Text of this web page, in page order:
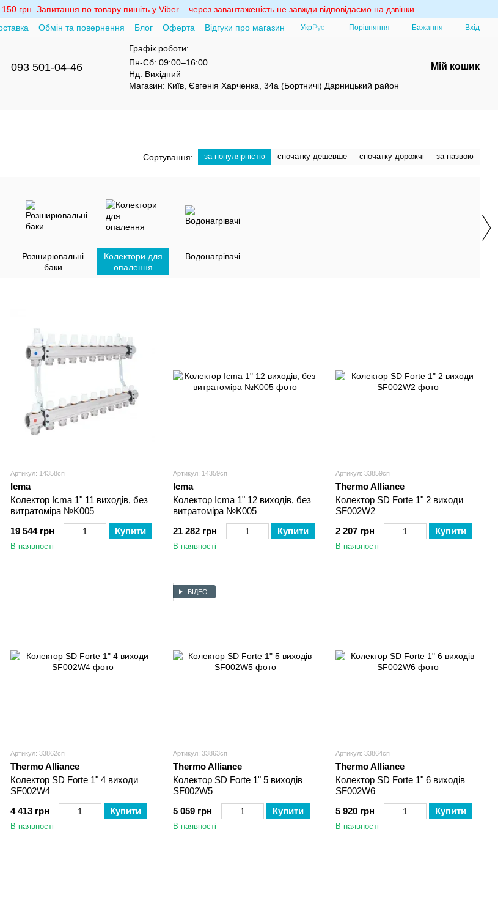
Запитання по товару пишіть у Viber – через завантаженість не завжди відповідаємо на дзвінки.
Обмін та повернення Блог Оферта
Відгуки про магазин
УкрРус Порівняння Бажання Вхід
093 501-04-46
Графік роботи:
Пн-Сб: 09:00–16:00
Нд: Вихідний
Магазин: Київ, Євгенія Харченка, 34а (Бортничі) Дарницький район
Мій кошик
Сортування: за популярністю спочатку дешевше спочатку дорожчі за назвою
Розширювальні
баки
Колектори для
опалення
Водонагрівачі
Артикул: 14358сп
Icma
Колектор Icma 1" 11 виходів, без
витратоміра №K005
19 544 грн
Купити
В наявності
Артикул: 14359сп
Icma
Колектор Icma 1" 12 виходів, без
витратоміра №K005
21 282 грн
Купити
В наявності
Артикул: 33859сп
Thermo Alliance
Колектор SD Forte 1" 2 виходи
SF002W2
2 207 грн
Купити
В наявності
Артикул: 33862сп
Thermo Alliance
Колектор SD Forte 1" 4 виходи
SF002W4
4 413 грн
Купити
В наявності
ВІДЕО
Артикул: 33863сп
Thermo Alliance
Колектор SD Forte 1" 5 виходів
SF002W5
5 059 грн
Купити
В наявності
Артикул: 33864сп
Thermo Alliance
Колектор SD Forte 1" 6 виходів
SF002W6
5 920 грн
Купити
В наявності